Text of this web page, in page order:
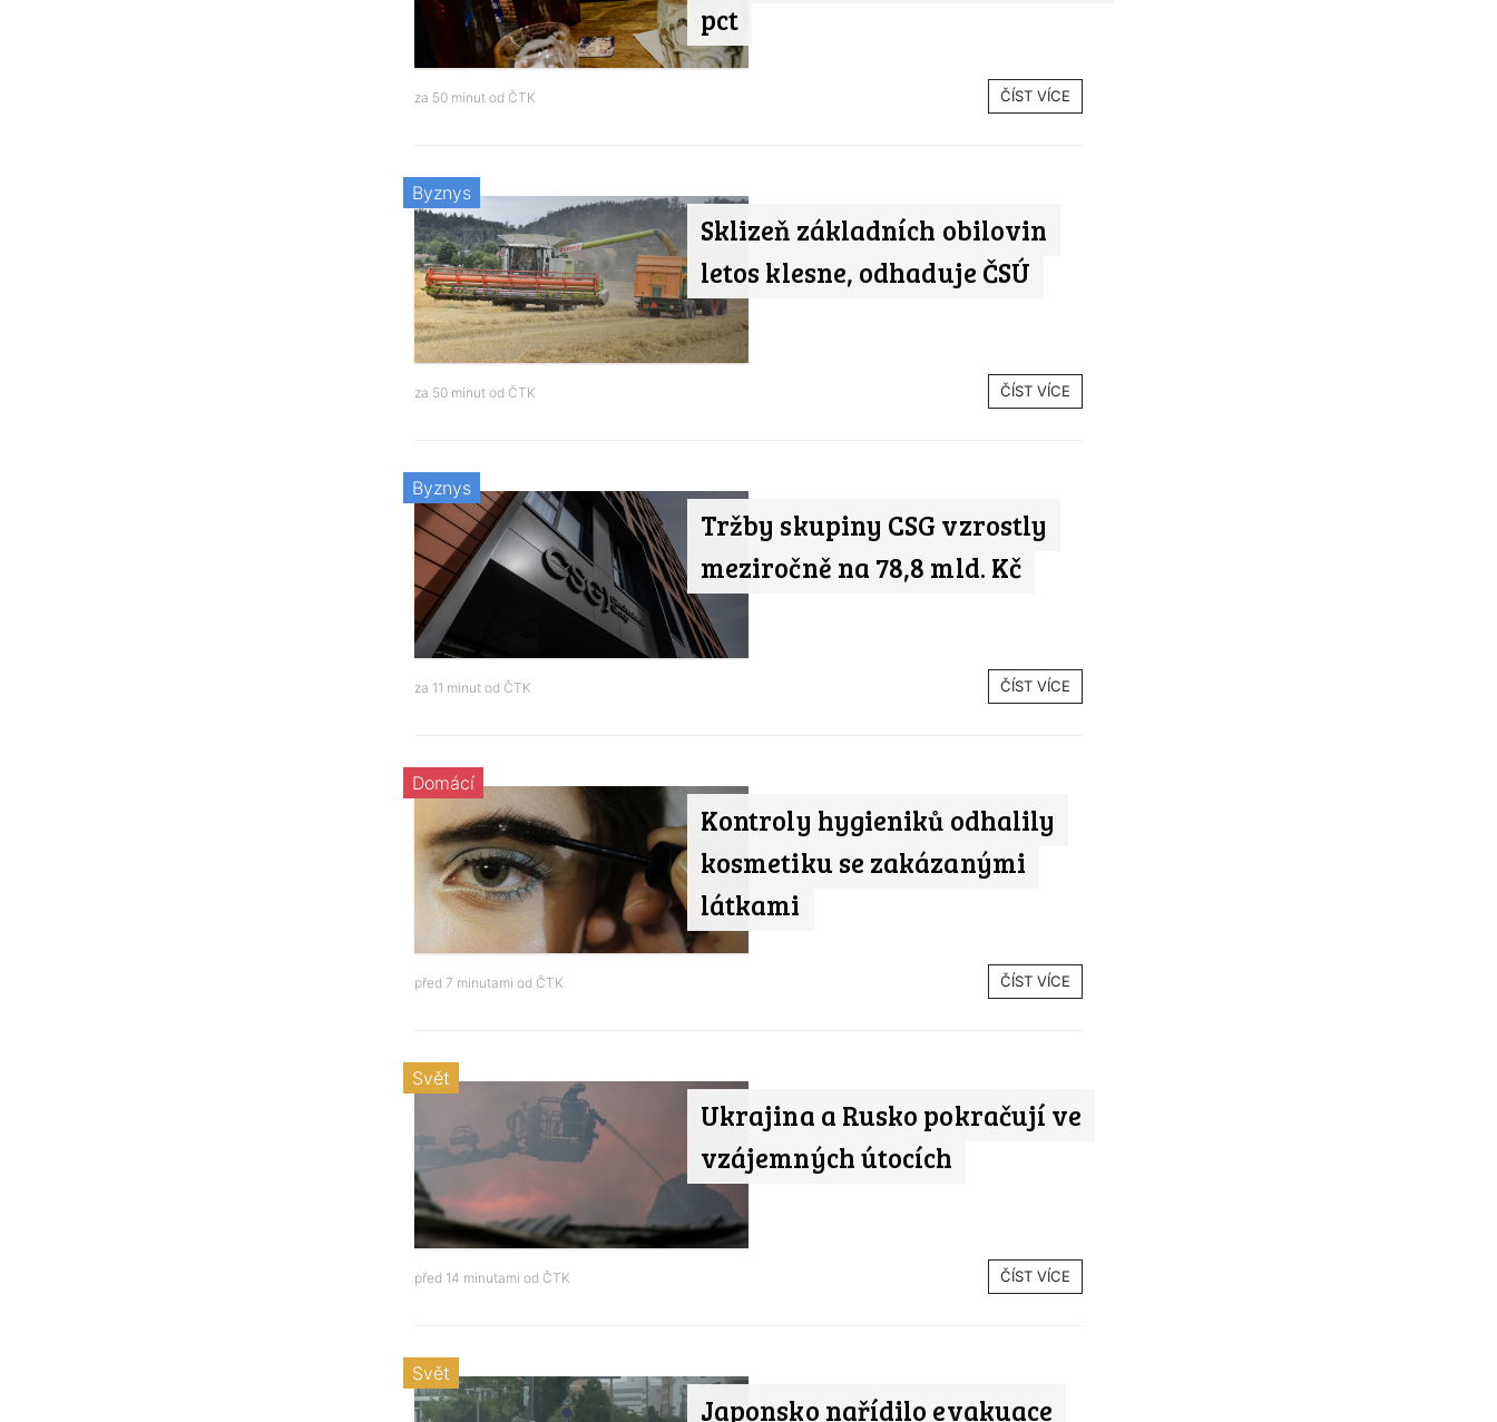
pct
za 50 minut od ČTK ČÍST VÍCE
Sklizeň základních obilovin
letos klesne, odhaduje ČSÚ
Byznys
za 50 minut od ČTK ČÍST VÍCE
Tržby skupiny CSG vzrostly
meziročně na 78,8 mld. Kč
Byznys
za 11 minut od ČTK ČÍST VÍCE
Kontroly hygieniků odhalily
kosmetiku se zakázanými
látkami
Domácí
před 7 minutami od ČTK ČÍST VÍCE
Ukrajina a Rusko pokračují ve
vzájemných útocích
Svět
před 14 minutami od ČTK ČÍST VÍCE
Japonsko nařídilo evakuace
Svět